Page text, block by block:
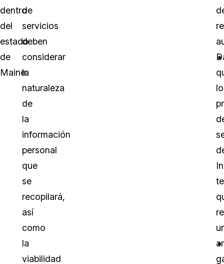
dentro
del
estado
de
Maine:
de
servicios
deben
considerar
la
naturaleza
de
la
información
personal
que
se
recopilará,
así
como
la
viabilidad